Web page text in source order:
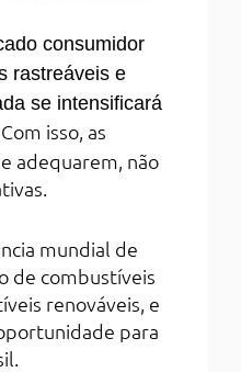
consumidor
rastreáveis e
se intensificará
isso, as
adequarem, não
mundial de
de combustíveis
renováveis, e
para